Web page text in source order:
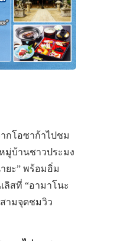
กโอซาก้าไปชม
มู่บ้านชาวประมง
ยะ” พร้อมอิ่ม
ลิสที่ “อามาโนะ
ามจุดชมวิว